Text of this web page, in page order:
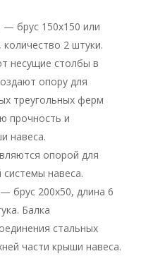
— брус 150х150 или
2 штуки.
несущие столбы в
опору для
треугольных ферм
прочность и
навеса.
опорой для
навеса.
— брус 200х50, длина 6
Балка
стальных
части крыши навеса.